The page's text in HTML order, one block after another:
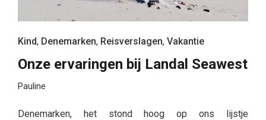
Kind, Denemarken, Reisverslagen, Vakantie
Onze ervaringen bij Landal Seawest
Pauline
Denemarken, het stond hoog op ons lijstje